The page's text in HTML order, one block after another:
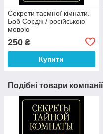
Секрети таємної кімнати.
Боб Сордж / російською
мовою
250 ₴
Купити
Подібні товари компанії